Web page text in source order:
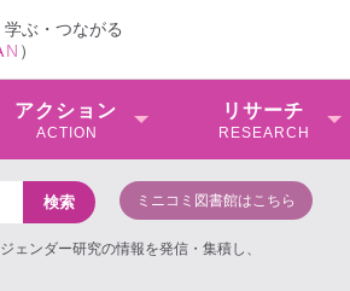
ぶ・つながる
N ）
アクション
ACTION
リサーチ
RESEARCH
ミニコミ図書館はこちら
ンダー研究の情報を発信・集積し、